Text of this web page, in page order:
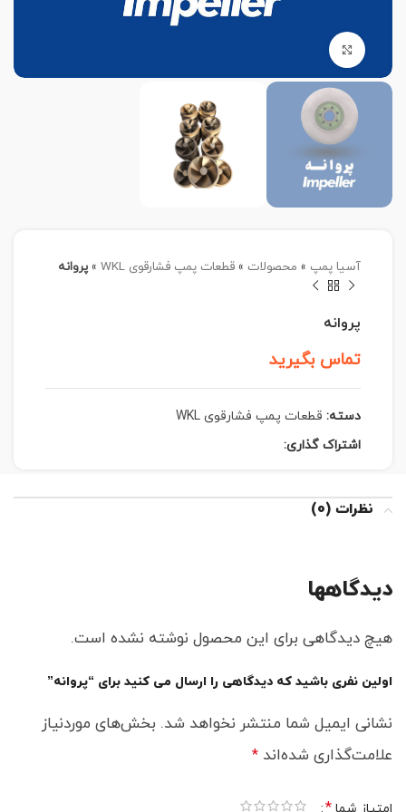
آسیا پمپ » محصولات » قطعات پمپ فشارقوی WKL »پروانه
پروانه
تماس بگیرید
دسته: قطعات پمپ فشارقوی WKL
اشتراک گذاری:
نظرات (0)
دیدگاهها
هیچ دیدگاهی برای این محصول نوشته نشده است.
اولین نفری باشید که دیدگاهی را ارسال می کنید برای “پروانه”
نشانی ایمیل شما منتشر نخواهد شد. بخش‌های موردنیاز
علامت‌گذاری شده‌اند *